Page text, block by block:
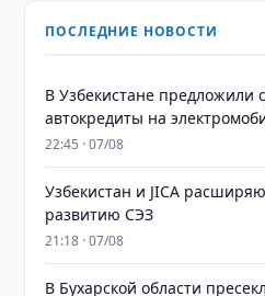
ПОСЛЕДНИЕ НОВОСТИ
В Узбекистане предложили
автокредиты на
22:45 · 07/08
Узбекистан и JICA
развитию СЭЗ
21:18 · 07/08
В Бухарской области